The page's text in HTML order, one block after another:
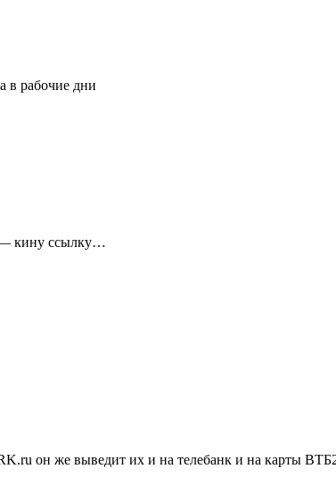
в рабочие дни
— кину ссылку…
он же выведит их и на телебанк и на карты